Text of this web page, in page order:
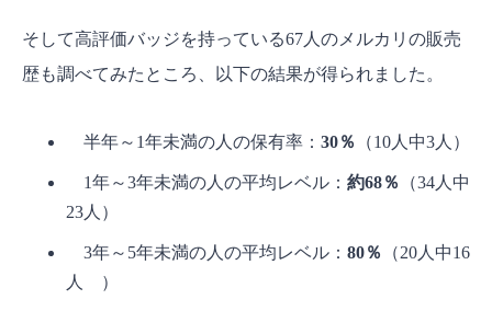
そして高評価バッジを持っている67人のメルカリの販売
歴も調べてみたところ、以下の結果が得られました。
半年～1年未満の人の保有率： 30％ （10人中3人）
1年～3年未満の人の平均レベル： 約68％
（34人中
23人）
3年～5年未満の人の平均レベル： 80％
（20人中16
人 ）